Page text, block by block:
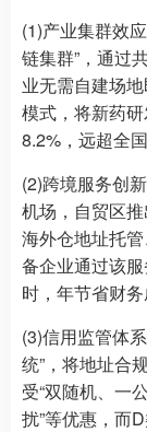
(1)产业集群效
链集群”，通过
业无需自建场
模式，将新药
8.2%，远超全
(2)跨境服务创
机场，自贸区
海外仓地址托
备企业通过该
时，年节省财务
(3)信用监管体
统”，将地址合
受“双随机、一
扰”等优惠，而